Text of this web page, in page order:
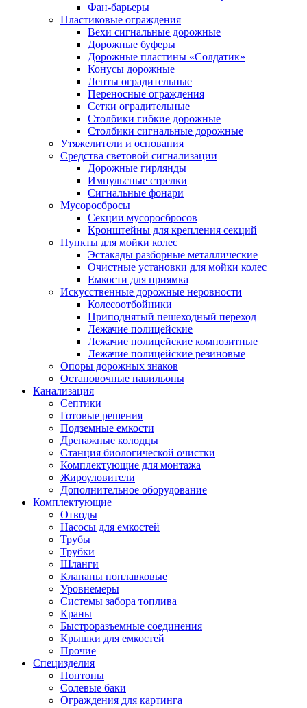
Фан-барьеры
Пластиковые ограждения
Вехи сигнальные дорожные
Дорожные буферы
Дорожные пластины «Солдатик»
Конусы дорожные
Ленты оградительные
Переносные ограждения
Сетки оградительные
Столбики гибкие дорожные
Столбики сигнальные дорожные
Утяжелители и основания
Средства световой сигнализации
Дорожные гирлянды
Импульсные стрелки
Сигнальные фонари
Мусоросбросы
Секции мусоросбросов
Кронштейны для крепления секций
Пункты для мойки колес
Эстакады разборные металлические
Очистные установки для мойки колес
Емкости для приямка
Искусственные дорожные неровности
Колесоотбойники
Приподнятый пешеходный переход
Лежачие полицейские
Лежачие полицейские композитные
Лежачие полицейские резиновые
Опоры дорожных знаков
Остановочные павильоны
Канализация
Септики
Готовые решения
Подземные емкости
Дренажные колодцы
Станция биологической очистки
Комплектующие для монтажа
Жироуловители
Дополнительное оборудование
Комплектующие
Отводы
Насосы для емкостей
Трубы
Трубки
Шланги
Клапаны поплавковые
Уровнемеры
Системы забора топлива
Краны
Быстроразъемные соединения
Крышки для емкостей
Прочие
Специзделия
Понтоны
Солевые баки
Ограждения для картинга